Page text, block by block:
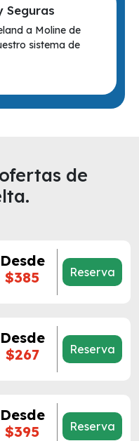
Seguras
a Moline de
sistema de
de
Desde
$385
Reserva
Desde
$267
Reserva
Desde
$395
Reserva